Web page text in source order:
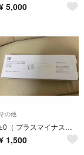
5,000
その他
±0（ プラスマイナスゼロ ） コードレス掃除機 XJC-Y010 / XJC-
1,500